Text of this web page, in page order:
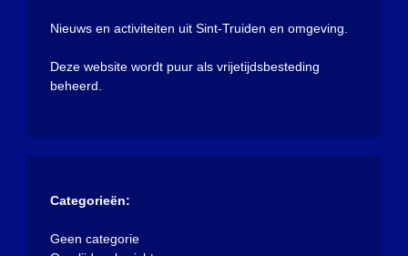
Nieuws en activiteiten uit Sint-Truiden en omgeving.
Deze website wordt puur als vrijetijdsbesteding
beheerd.
Categorieën:
Geen categorie